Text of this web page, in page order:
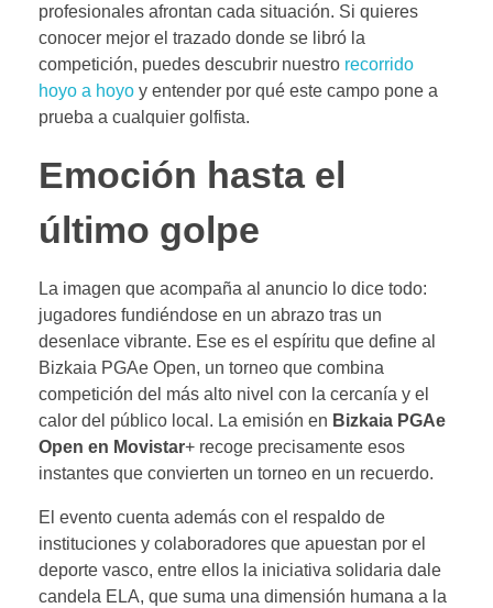
profesionales afrontan cada situación. Si quieres
conocer mejor el trazado donde se libró la
competición, puedes descubrir nuestro recorrido
hoyo a hoyo y entender por qué este campo pone a
prueba a cualquier golfista.
Emoción hasta el
último golpe
La imagen que acompaña al anuncio lo dice todo:
jugadores fundiéndose en un abrazo tras un
desenlace vibrante. Ese es el espíritu que define al
Bizkaia PGAe Open, un torneo que combina
competición del más alto nivel con la cercanía y el
calor del público local. La emisión en Bizkaia PGAe
Open en Movistar+ recoge precisamente esos
instantes que convierten un torneo en un recuerdo.
El evento cuenta además con el respaldo de
instituciones y colaboradores que apuestan por el
deporte vasco, entre ellos la iniciativa solidaria dale
candela ELA, que suma una dimensión humana a la